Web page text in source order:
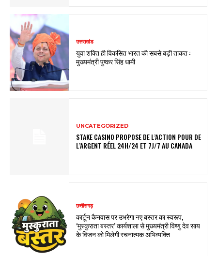
उत्तराखंड
युवा शक्ति ही विकसित भारत की सबसे बड़ी ताकत :
मुख्यमंत्री पुष्कर सिंह धामी
UNCATEGORIZED
STAKE CASINO PROPOSE DE L’ACTION POUR DE
L’ARGENT RÉEL 24H/24 ET 7J/7 AU CANADA
छत्तीसगढ़
कार्टून कैनवास पर उभरेगा नए बस्तर का स्वरूप,
‘मुस्कुराता बस्तर’ कार्यशाला से मुख्यमंत्री विष्णु देव साय
के विजन को मिलेगी रचनात्मक अभिव्यक्ति